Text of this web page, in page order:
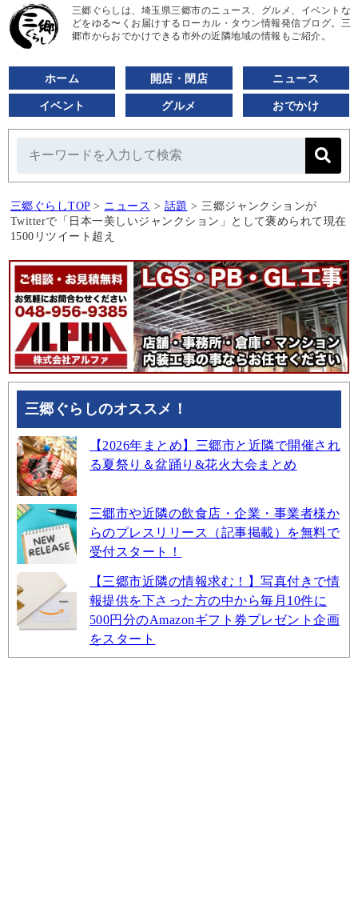
三郷ぐらしは、埼玉県三郷市のニュース、グルメ、イベントな
どをゆる〜くお届けするローカル・タウン情報発信ブログ。三
郷市からおでかけできる市外の近隣地域の情報もご紹介。
ホーム 開店・閉店 ニュース
イベント グルメ おでかけ
三郷ぐらしTOP > ニュース > 話題 > 三郷ジャンクションが
Twitterで「日本一美しいジャンクション」として褒められて現在
1500リツイート超え
三郷ぐらしのオススメ！
【2026年まとめ】三郷市と近隣で開催され
る夏祭り＆盆踊り&花火大会まとめ
三郷市や近隣の飲食店・企業・事業者様か
らのプレスリリース（記事掲載）を無料で
受付スタート！
【三郷市近隣の情報求む！】写真付きで情
報提供を下さった方の中から毎月10件に
500円分のAmazonギフト券プレゼント企画
をスタート